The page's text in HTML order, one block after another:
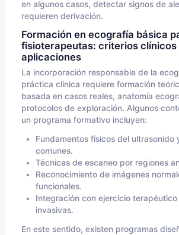
en algunos casos, detectar signos de
requieren derivación.
Formación en ecografía básica
fisioterapeutas: criterios clínicos
aplicaciones
La incorporación responsable de la
práctica clínica requiere formación
basada en casos reales, anatomía
protocolos de exploración. Algunos
un programa formativo incluyen:
Fundamentos físicos del ultrasonido
comunes.
Técnicas de escaneo por regiones
Reconocimiento de imágenes
funcionales.
Integración con ejercicio
invasivas.
En este sentido, existen programas